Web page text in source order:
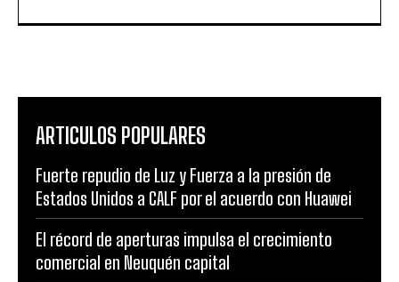
ARTICULOS POPULARES
Fuerte repudio de Luz y Fuerza a la presión de
Estados Unidos a CALF por el acuerdo con Huawei
El récord de aperturas impulsa el crecimiento
comercial en Neuquén capital